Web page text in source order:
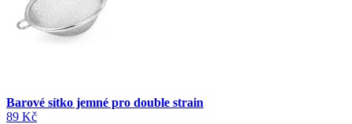
Barové sítko jemné pro double strain
89 Kč